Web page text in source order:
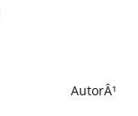
AutorÂ¹